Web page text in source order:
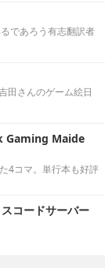
であろう有志翻訳者
田さんのゲーム絵日
Gaming Maide
4コマ。単行本も好評
コードサーバー